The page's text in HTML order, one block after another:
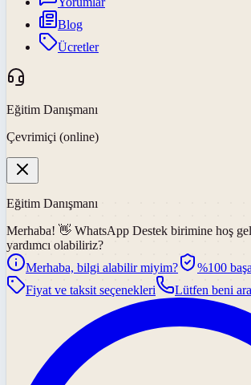
Blog
Ücretler
Eğitim Danışmanı
Çevrimiçi (online)
Eğitim Danışmanı
Merhaba! 👋 WhatsApp Destek birimine hoş
yardımcı olabiliriz?
Merhaba, bilgi alabilir miyim?
%100
Fiyat ve taksit seçenekleri
Lütfen beni